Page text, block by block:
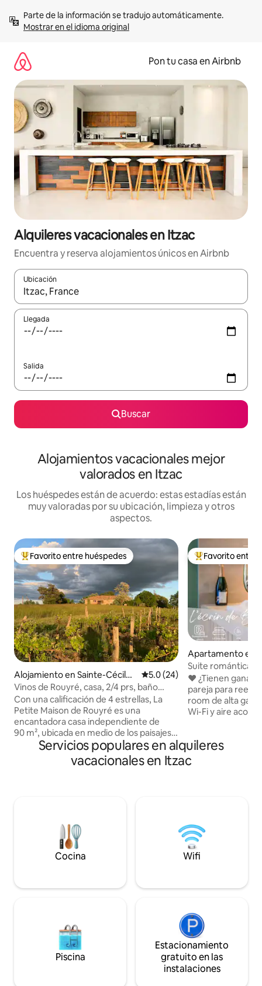
contenidoMostrar en el idioma original
Pon tu casa en Airbnb
Alquileres vacacionales en Itzac
Encuentra y reserva alojamientos únicos en Airbnb
Ubicación
Cuando los resultados estén disponibles, navega con las
Llegada
Salida
Buscar
Alojamientos vacacionales mejor
valorados en Itzac
Los huéspedes están de acuerdo: estas estadías están
muy valoradas por su ubicación, limpieza y otros
aspectos.
Favorito entre huéspedes preferido
Favorito entre huéspedes
Alojamiento en Sainte-Cécile-
du-Cayrou
Calificación promedio: 5.0 de
5.0 (24)
Vinos de Rouyré, casa, 2/4 prs, baño
nórdico
Con una calificación de 4 estrellas, La
Petite Maison de Rouyré es una
encantadora casa independiente de
90 m², ubicada en medio de los paisajes
montañosos de los viñedos de Gaillac.
Ubicado en la parte superior de nuestra
bodega, donde vinificamos vinos
totalmente restaurada, amueblada con
muebles encontrados a lo largo del
tiempo. Ofrecemos experiencias de vino
y comida (consulta la información
Favorito entre
Favorito entre
Apartamento en
s
Suite romántica
Jacuzzi, aire
❤️ ¿Tienen ganas
pareja para
room de alta
Wi-Fi y aire
medieval, ofrece
tiempo. Todo
disfruten de un
refugio
Servicios populares en alquileres
vacacionales en Itzac
Cocina Wifi
Piscina
Estacionamiento
gratuito en las
instalaciones